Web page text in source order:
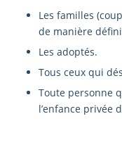
Les familles
de manière
Les adoptés.
Tous ceux qui
Toute personne
l’enfance privée